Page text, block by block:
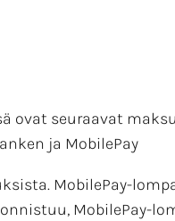
ovat seuraavat
ja MobilePay
MobilePay-
MobilePay-